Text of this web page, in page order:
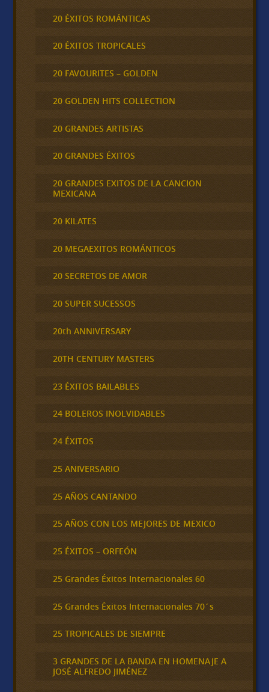
20 ÉXITOS ROMÁNTICAS
20 ÉXITOS TROPICALES
20 FAVOURITES – GOLDEN
20 GOLDEN HITS COLLECTION
20 GRANDES ARTISTAS
20 GRANDES ÉXITOS
20 GRANDES EXITOS DE LA CANCION
MEXICANA
20 KILATES
20 MEGAEXITOS ROMÁNTICOS
20 SECRETOS DE AMOR
20 SUPER SUCESSOS
20th ANNIVERSARY
20TH CENTURY MASTERS
23 ÉXITOS BAILABLES
24 BOLEROS INOLVIDABLES
24 ÉXITOS
25 ANIVERSARIO
25 AÑOS CANTANDO
25 AÑOS CON LOS MEJORES DE MEXICO
25 ÉXITOS – ORFEÓN
25 Grandes Éxitos Internacionales 60
25 Grandes Éxitos Internacionales 70´s
25 TROPICALES DE SIEMPRE
3 GRANDES DE LA BANDA EN HOMENAJE A
JOSÉ ALFREDO JIMÉNEZ